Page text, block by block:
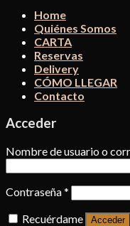
Home
Quiénes Somos
CARTA
Reservas
Delivery
CÓMO LLEGAR
Contacto
Acceder
Nombre de usuario o
Contraseña*
Recuérdame
Acceder